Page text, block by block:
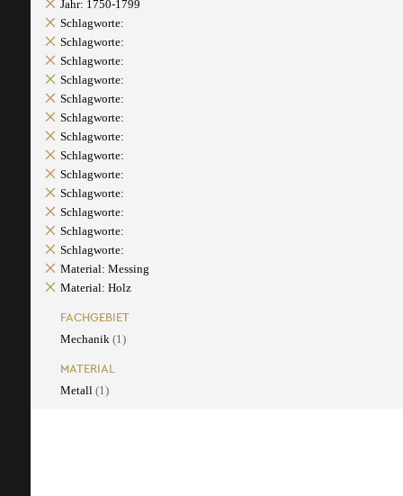
Jahr: 1750-1799
Schlagworte:
Schlagworte:
Schlagworte:
Schlagworte:
Schlagworte:
Schlagworte:
Schlagworte:
Schlagworte:
Schlagworte:
Schlagworte:
Schlagworte:
Schlagworte:
Schlagworte:
Material: Messing
Material: Holz
FACHGEBIET
Mechanik (1)
MATERIAL
Metall (1)